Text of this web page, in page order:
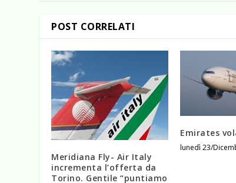
POST CORRELATI
Meridiana Fly- Air Italy
incrementa l’offerta da
Torino. Gentile “puntiamo
Emirates
lunedì 23/